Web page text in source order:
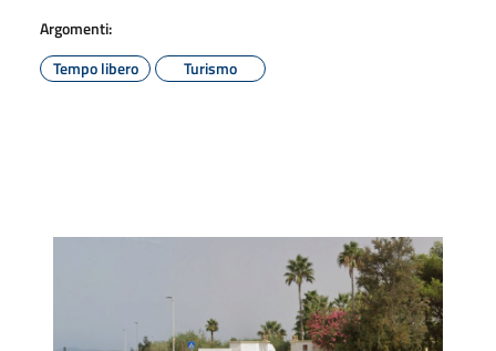
Argomenti:
Tempo libero
Turismo